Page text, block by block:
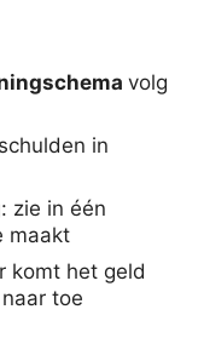
volg
in
: zie in één
maakt
komt het geld
toe